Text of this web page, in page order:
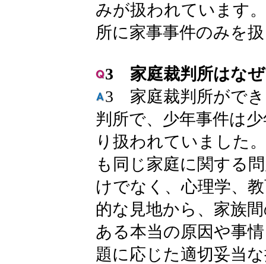
みが扱われています
所に家事事件のみを
3 家庭裁判所はな
3 家庭裁判所ができ
判所で、少年事件は
り扱われていました
も同じ家庭に関する
けでなく、心理学、
的な見地から、家族
ある本当の原因や事
題に応じた適切妥当